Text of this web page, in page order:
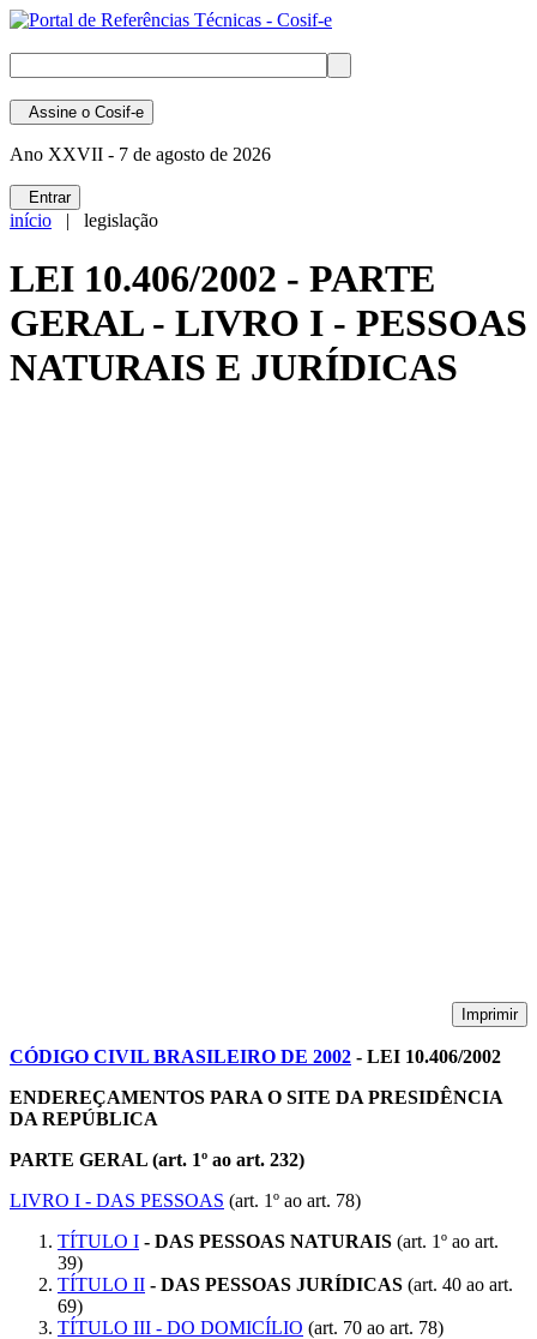
Assine o Cosif-e
Ano XXVII - 7 de agosto de 2026
Entrar
início | legislação
LEI 10.406/2002 - PARTE
GERAL - LIVRO I - PESSOAS
NATURAIS E JURÍDICAS
Imprimir
CÓDIGO CIVIL BRASILEIRO DE 2002 - LEI 10.406/2002
ENDEREÇAMENTOS PARA O SITE DA PRESIDÊNCIA
DA REPÚBLICA
PARTE GERAL (art. 1º ao art. 232)
LIVRO I - DAS PESSOAS (art. 1º ao art. 78)
TÍTULO I - DAS PESSOAS NATURAIS (art. 1º ao art.
39)
TÍTULO II - DAS PESSOAS JURÍDICAS (art. 40 ao art.
69)
TÍTULO III - DO DOMICÍLIO (art. 70 ao art. 78)